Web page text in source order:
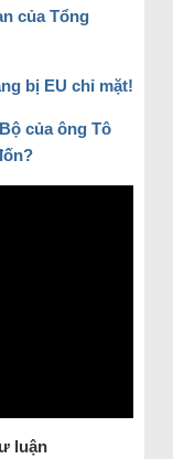
của Tổng
bị EU chỉ mặt!
của ông Tô
luận